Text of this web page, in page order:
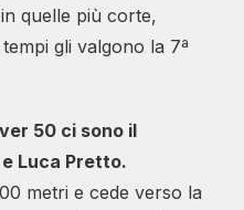
quelle più corte,
gli valgono la 7ª
50 ci sono il
Luca Pretto.
metri e cede verso la